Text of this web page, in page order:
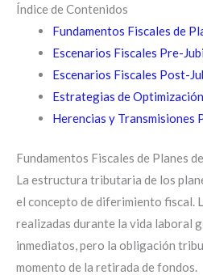
Índice de Contenidos
Fundamentos Fiscales de
Escenarios Fiscales Pre-
Escenarios Fiscales Post-
Estrategias de
Herencias y Transmisiones
Fundamentos Fiscales de Planes
La estructura tributaria de los
el concepto de diferimiento fiscal.
realizadas durante la vida laboral
inmediatos, pero la obligación
momento de la retirada de fondos.